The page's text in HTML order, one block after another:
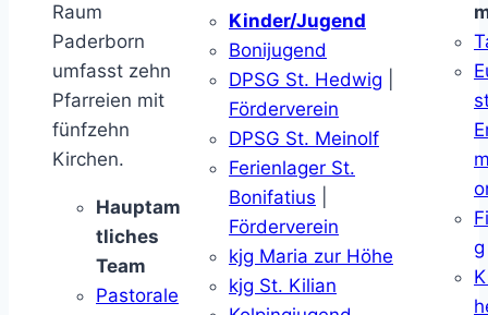
Raum
Paderborn
umfasst zehn
Pfarreien mit
fünfzehn
Kirchen.
Hauptam
tliches
Team
Pastorale
Kinder/Jugend
Bonijugend
DPSG St. Hedwig
Förderverein
DPSG St. Meinolf
Ferienlager St.
Bonifatius
Förderverein
kjg Maria zur Höhe
kjg St. Kilian
g